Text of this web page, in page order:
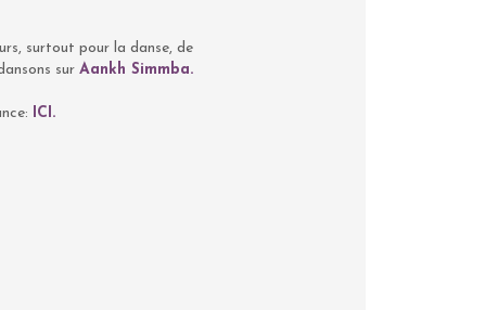
surtout pour la danse, de
sur Aankh Simmba.
ICI.